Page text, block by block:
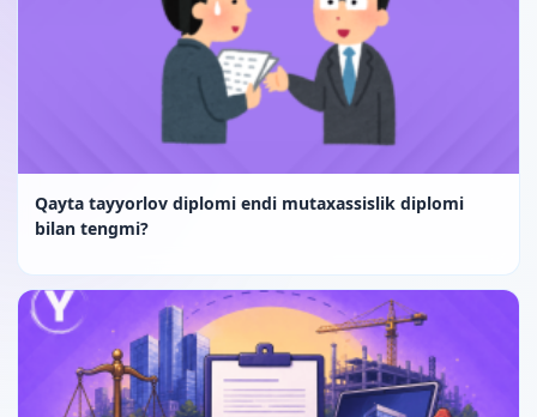
Qayta tayyorlov diplomi endi mutaxassislik diplomi
bilan tengmi?